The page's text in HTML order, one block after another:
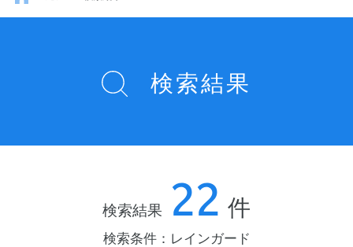
ッ
閉
ファイル・バインダー
検索結果
検索結果 22 件
検索条件： レインガード